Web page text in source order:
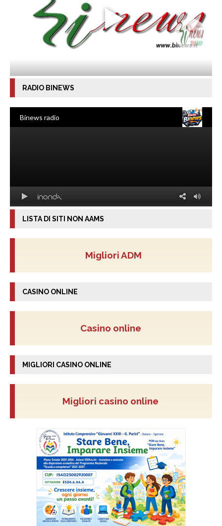
RADIO BINEWS
LISTA DI SITI NON AAMS
Migliori ADM
CASINO ONLINE
Casino online
MIGLIORI CASINO ONLINE
Migliori casino online